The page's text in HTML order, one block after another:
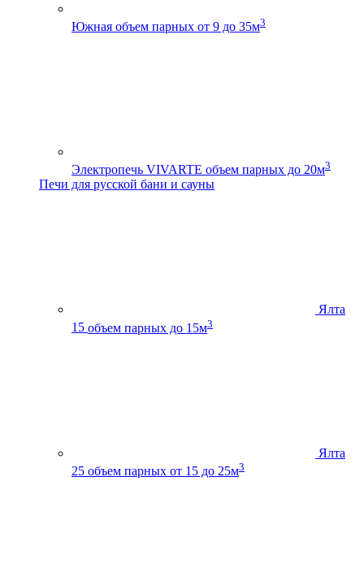
Южная объем парных от 9 до 35м3
Электропечь VIVARTE объем парных до 20м3
Печи для русской бани и сауны
Ялта
15 объем парных до 15м3
Ялта
25 объем парных от 15 до 25м3